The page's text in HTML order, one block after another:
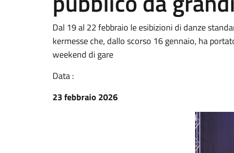
Dal 19 al 22 febbraio le esibizioni di danze
kermesse che, dallo scorso 16 gennaio, ha
weekend di gare
Data :
23 febbraio 2026